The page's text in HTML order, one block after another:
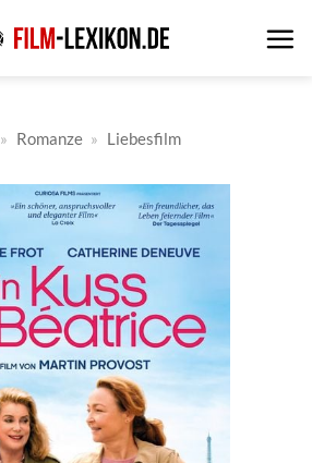
» Romanze » Liebesfilm